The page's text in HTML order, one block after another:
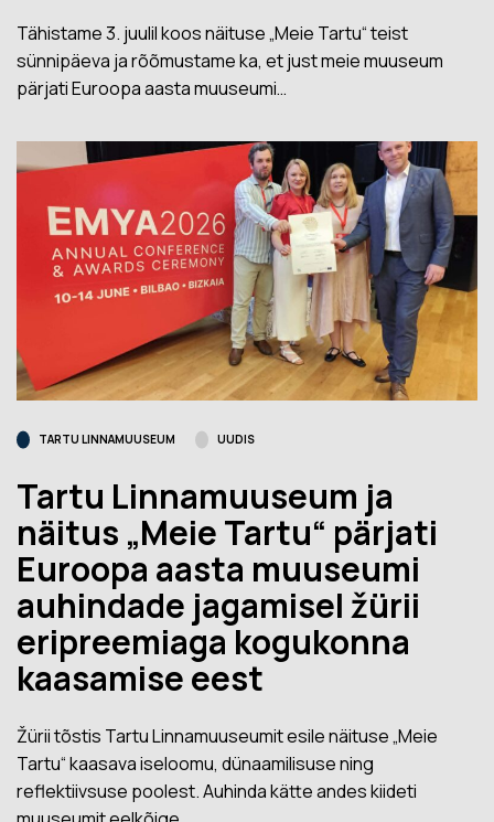
Tähistame 3. juulil koos näituse „Meie Tartu“ teist
sünnipäeva ja rõõmustame ka, et just meie muuseum
pärjati Euroopa aasta muuseumi…
TARTU LINNAMUUSEUM UUDIS
Tartu Linnamuuseum ja
näitus „Meie Tartu“ pärjati
Euroopa aasta muuseumi
auhindade jagamisel žürii
eripreemiaga kogukonna
kaasamise eest
Žürii tõstis Tartu Linnamuuseumit esile näituse „Meie
Tartu“ kaasava iseloomu, dünaamilisuse ning
reflektiivsuse poolest. Auhinda kätte andes kiideti